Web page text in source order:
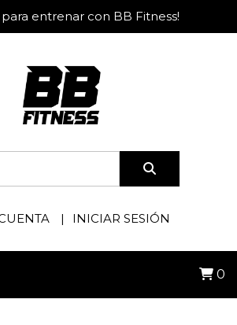
para entrenar con BB Fitness!
INICIAR SESIÓN
0